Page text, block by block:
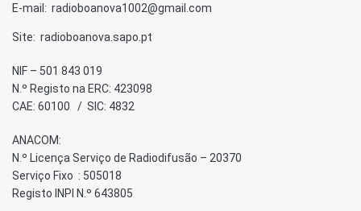
E-mail: radioboanova1002@gmail.com
Site: radioboanova.sapo.pt
NIF – 501 843 019
N.º Registo na ERC: 423098
CAE: 60100 / SIC: 4832
ANACOM:
N.º Licença Serviço de Radiodifusão – 20370
Serviço Fixo : 505018
Registo INPI N.º 643805